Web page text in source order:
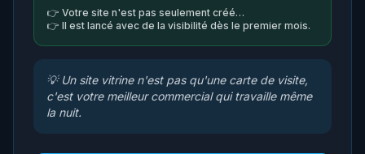
👉 Votre site n'est pas seulement créé…
👉 Il est lancé avec de la visibilité dès le premier mois.
💡 Un site vitrine n'est pas qu'une carte de visite,
c'est votre meilleur commercial qui travaille même
la nuit.